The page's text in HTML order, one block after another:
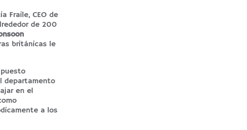
Fraile, CEO de
de 200
británicas le
departamento
en el
a los